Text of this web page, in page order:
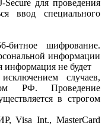
Secure для проведения
ввод специального
битное шифрование.
информации
не будет
случаев,
РФ. Проведение
в строгом
Visa Int., MasterCard